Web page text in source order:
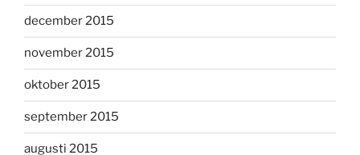
december 2015
november 2015
oktober 2015
september 2015
augusti 2015